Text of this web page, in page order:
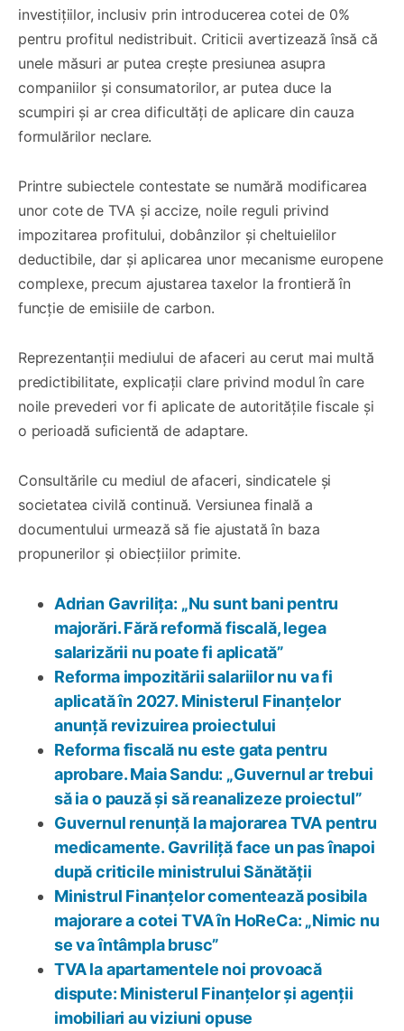
investițiilor, inclusiv prin introducerea cotei de 0%
pentru profitul nedistribuit. Criticii avertizează însă că
unele măsuri ar putea crește presiunea asupra
companiilor și consumatorilor, ar putea duce la
scumpiri și ar crea dificultăți de aplicare din cauza
formulărilor neclare.
Printre subiectele contestate se numără modificarea
unor cote de TVA și accize, noile reguli privind
impozitarea profitului, dobânzilor și cheltuielilor
deductibile, dar și aplicarea unor mecanisme europene
complexe, precum ajustarea taxelor la frontieră în
funcție de emisiile de carbon.
Reprezentanții mediului de afaceri au cerut mai multă
predictibilitate, explicații clare privind modul în care
noile prevederi vor fi aplicate de autoritățile fiscale și
o perioadă suficientă de adaptare.
Consultările cu mediul de afaceri, sindicatele și
societatea civilă continuă. Versiunea finală a
documentului urmează să fie ajustată în baza
propunerilor și obiecțiilor primite.
Adrian Gavrilița: „Nu sunt bani pentru
majorări. Fără reformă fiscală, legea
salarizării nu poate fi aplicată”
Reforma impozitării salariilor nu va fi
aplicată în 2027. Ministerul Finanțelor
anunță revizuirea proiectului
Reforma fiscală nu este gata pentru
aprobare. Maia Sandu: „Guvernul ar trebui
să ia o pauză și să reanalizeze proiectul”
Guvernul renunță la majorarea TVA pentru
medicamente. Gavriliță face un pas înapoi
după criticile ministrului Sănătății
Ministrul Finanțelor comentează posibila
majorare a cotei TVA în HoReCa: „Nimic nu
se va întâmpla brusc”
TVA la apartamentele noi provoacă
dispute: Ministerul Finanțelor și agenții
imobiliari au viziuni opuse